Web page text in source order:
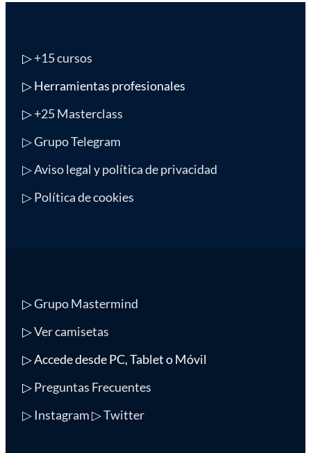
▷+15 cursos
▷ Herramientas profesionales
▷+25 Masterclass
▷ Grupo Telegram
▷ Aviso legal y política de privacidad
▷ Política de cookies
▷Grupo Mastermind
▷Ver camisetas
▷ Accede desde PC, Tablet o Móvil
▷Preguntas Frecuentes
▷ Instagram▷ Twitter